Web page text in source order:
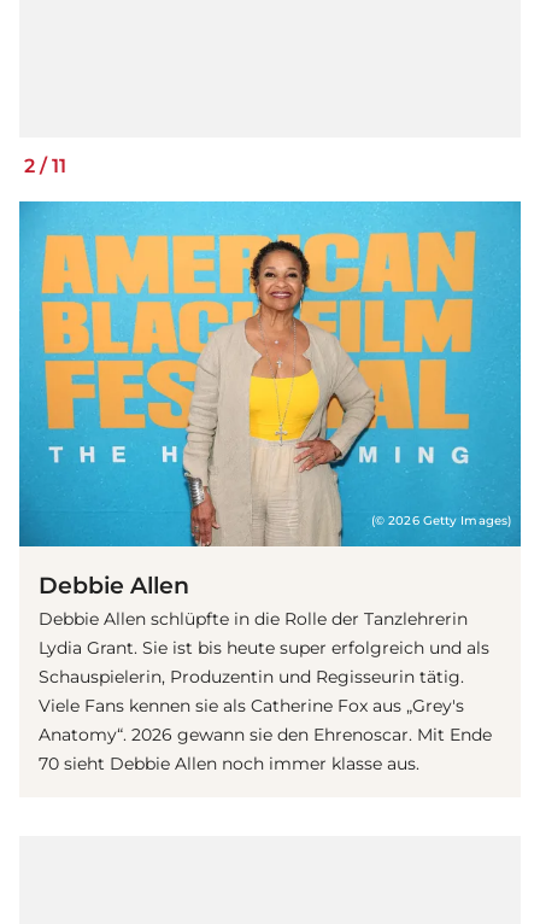
2 /11
(© 2026 Getty Images)
Debbie Allen
Debbie Allen schlüpfte in die Rolle der Tanzlehrerin
Lydia Grant. Sie ist bis heute super erfolgreich und als
Schauspielerin, Produzentin und Regisseurin tätig.
Viele Fans kennen sie als Catherine Fox aus „Grey's
Anatomy“. 2026 gewann sie den Ehrenoscar. Mit Ende
70 sieht Debbie Allen noch immer klasse aus.